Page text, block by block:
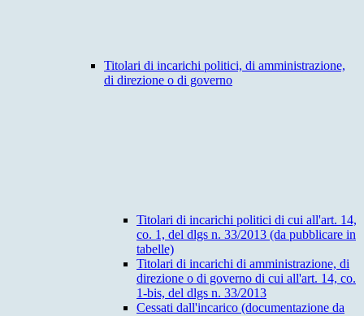
Titolari di incarichi politici, di amministrazione,
di direzione o di governo
Titolari di incarichi politici di cui all'art. 14,
co. 1, del dlgs n. 33/2013 (da pubblicare in
tabelle)
Titolari di incarichi di amministrazione, di
direzione o di governo di cui all'art. 14, co.
1-bis, del dlgs n. 33/2013
Cessati dall'incarico (documentazione da